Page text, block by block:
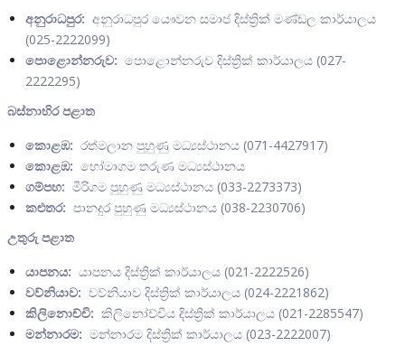
අනුරාධපුර: අනුරාධපුර යෞවන සමාජ දිස්ත්‍රික් මණ්ඩල කාර්යාලය
(025-2222099)
පොළොන්නරුව: පොළොන්නරුව දිස්ත්‍රික් කාර්යාලය (027-
2222295)
බස්නාහිර පළාත
කොළඹ: රත්මලාන පුහුණු මධ්‍යස්ථානය (071-4427917)
කොළඹ: හෝමාගම තරුණ මධ්‍යස්ථානය
ගම්පහ: මීරිගම පුහුණු මධ්‍යස්ථානය (033-2273373)
කළුතර: පානදුර පුහුණු මධ්‍යස්ථානය (038-2230706)
උතුරු පළාත
යාපනය: යාපනය දිස්ත්‍රික් කාර්යාලය (021-2222526)
වව්නියාව: වව්නියාව දිස්ත්‍රික් කාර්යාලය (024-2221862)
කිලිනොච්චි: කිලිනෝච්චිය දිස්ත්‍රික් කාර්යාලය (021-2285547)
මන්නාරම: මන්නාරම දිස්ත්‍රික් කාර්‌යාලය (023-2222007)